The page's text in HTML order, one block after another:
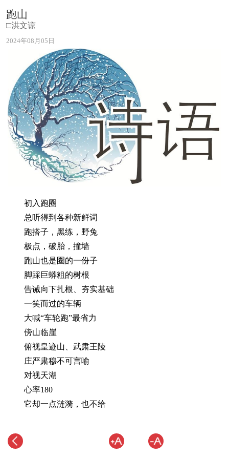
跑山
□洪文谅
2024年08月05日
初入跑圈
总听得到各种新鲜词
跑搭子，黑练，野兔
极点，破胎，撞墙
跑山也是圈的一份子
脚踩巨蟒粗的树根
告诫向下扎根、夯实基础
一笑而过的车辆
大喊“车轮跑”最省力
傍山临崖
俯视皇迹山、武肃王陵
庄严肃穆不可言喻
对视天湖
心率180
它却一点涟漪，也不给